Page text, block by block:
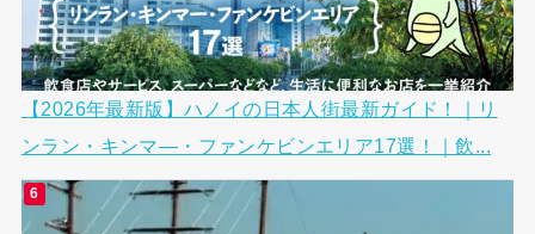
【2026年最新版】ハノイの日本人街最新ガイド！｜リ
ンラン・キンマ―・ファンケビンエリア17選！｜飲...